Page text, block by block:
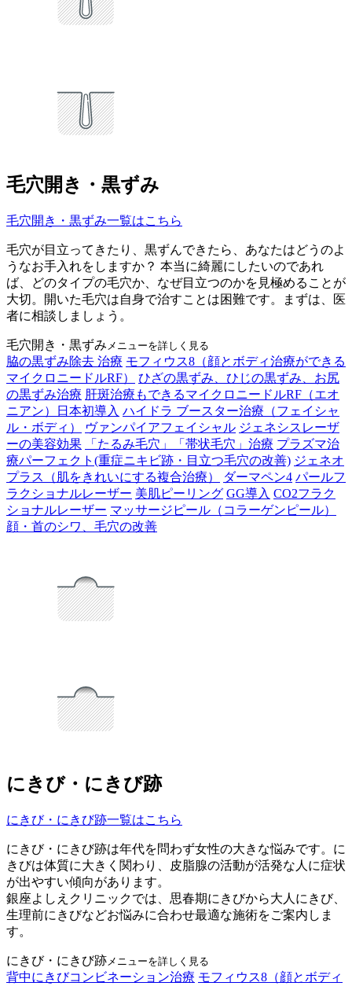
毛穴開き・黒ずみ
毛穴開き・黒ずみ一覧はこちら
毛穴が目立ってきたり、黒ずんできたら、あなたはどうのよ
うなお手入れをしますか？ 本当に綺麗にしたいのであれ
ば、どのタイプの毛穴か、なぜ目立つのかを見極めることが
大切。開いた毛穴は自身で治すことは困難です。まずは、医
者に相談しましょう。
毛穴開き・黒ずみ メニューを詳しく見る
脇の黒ずみ除去 治療 モフィウス8（顔とボディ治療ができる
マイクロニードルRF）
ひざの黒ずみ、ひじの黒ずみ、お尻
の黒ずみ治療 肝斑治療もできるマイクロニードルRF（エオ
ニアン）日本初導入 ハイドラ ブースター治療（フェイシャ
ル・ボディ）
ヴァンパイアフェイシャル ジェネシスレーザ
ーの美容効果
「たるみ毛穴」「帯状毛穴」治療 プラズマ治
療パーフェクト(重症ニキビ跡・目立つ毛穴の改善) ジェネオ
プラス（肌をきれいにする複合治療）
ダーマペン4 パールフ
ラクショナルレーザー 美肌ピーリング GG導入 CO2フラク
ショナルレーザー マッサージピール（コラーゲンピール）
顔・首のシワ、毛穴の改善
にきび・にきび跡
にきび・にきび跡一覧はこちら
にきび・にきび跡は年代を問わず女性の大きな悩みです。に
きびは体質に大きく関わり、皮脂腺の活動が活発な人に症状
が出やすい傾向があります。
銀座よしえクリニックでは、思春期にきびから大人にきび、
生理前にきびなどお悩みに合わせ最適な施術をご案内しま
す。
にきび・にきび跡メニューを詳しく見る
背中にきびコンビネーション治療 モフィウス8（顔とボディ